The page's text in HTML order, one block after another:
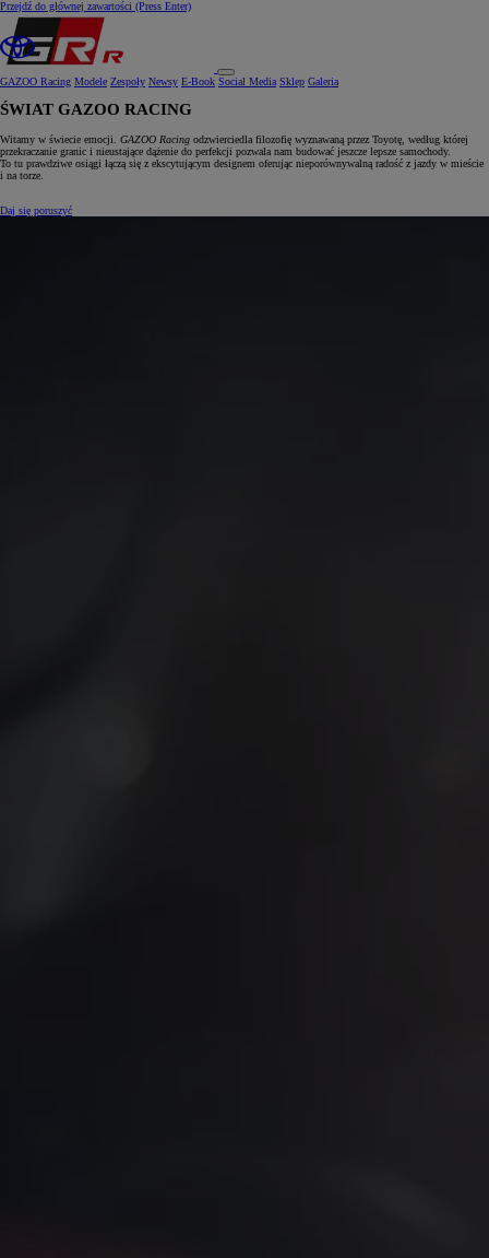
Przejdź do głównej zawartości (Press Enter)
GAZOO Racing Modele Zespoły Newsy E‑Book Social Media Sklep Galeria
ŚWIAT GAZOO RACING
Witamy w świecie emocji. GAZOO Racing odzwierciedla filozofię wyznawaną przez Toyotę, według której
przekraczanie granic i nieustające dążenie do perfekcji pozwala nam budować jeszcze lepsze samochody.
To tu prawdziwe osiągi łączą się z ekscytującym designem oferując nieporównywalną radość z jazdy w mieście
i na torze.
Daj się poruszyć